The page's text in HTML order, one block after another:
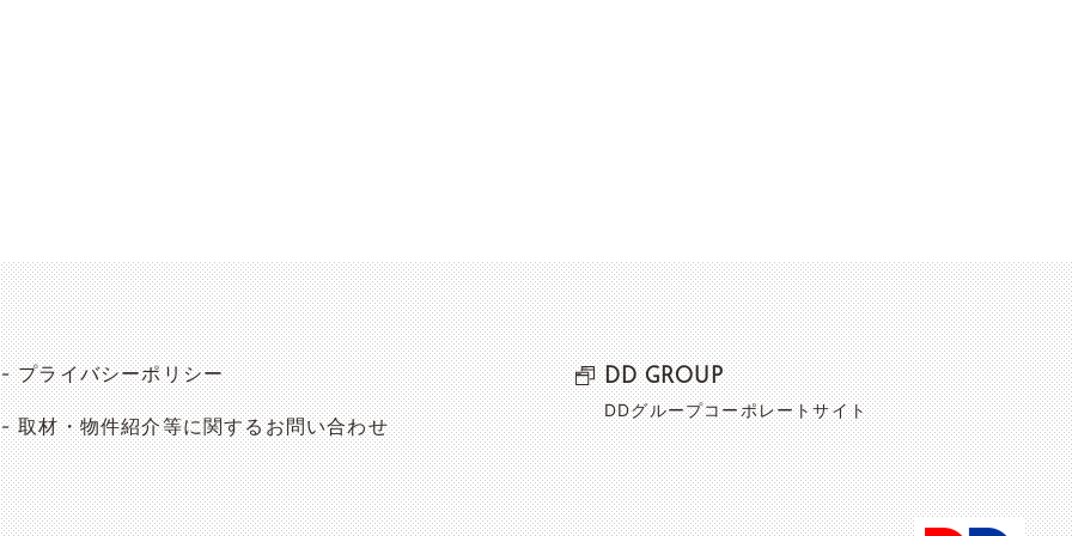
プライバシーポリシー
取材・物件紹介等に関するお問い合わせ
DD GROUP
DDグループコーポレートサイト